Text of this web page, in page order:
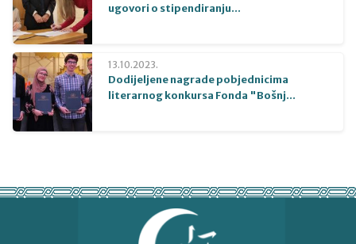
ugovori o stipendiranju...
13.10.2023.
Dodijeljene nagrade pobjednicima
literarnog konkursa Fonda "Bošnj...